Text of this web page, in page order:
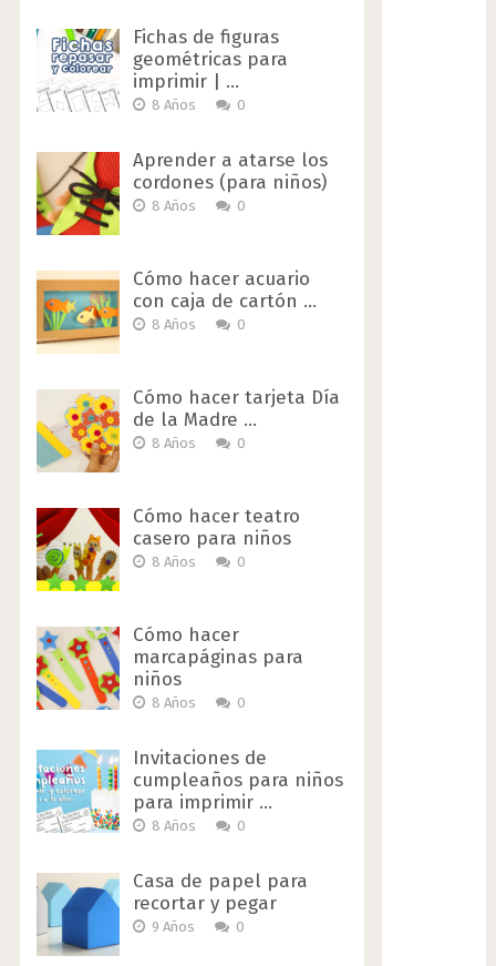
Fichas de figuras
geométricas para
imprimir | …
8 Años 0
Aprender a atarse los
cordones (para niños)
8 Años 0
Cómo hacer acuario
con caja de cartón …
8 Años 0
Cómo hacer tarjeta Día
de la Madre …
8 Años 0
Cómo hacer teatro
casero para niños
8 Años 0
Cómo hacer
marcapáginas para
niños
8 Años 0
Invitaciones de
cumpleaños para niños
para imprimir …
8 Años 0
Casa de papel para
recortar y pegar
9 Años 0